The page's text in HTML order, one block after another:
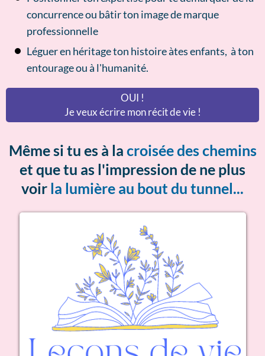
concurrence ou bâtir ton image de marque
professionnelle
Léguer en héritage ton histoire àtes enfants, à ton
entourage ou à l'humanité.
OUI !
Je veux écrire mon récit de vie !
Même si tu es à la croisée des chemins
et que tu as l'impression de ne plus
voir la lumière au bout du tunnel...